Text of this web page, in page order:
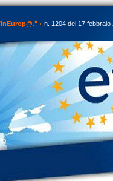
n. 1204 del 17 febbraio